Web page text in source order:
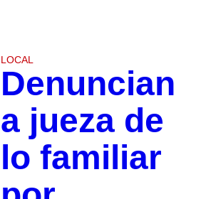
LOCAL
Denuncian
a jueza de
lo familiar